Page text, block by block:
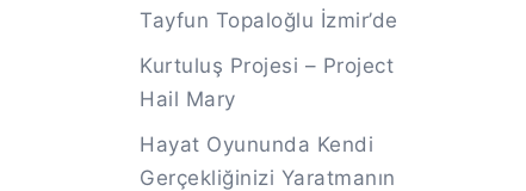
Tayfun Topaloğlu İzmir’de
Kurtuluş Projesi – Project
Hail Mary
Hayat Oyununda Kendi
Gerçekliğinizi Yaratmanın